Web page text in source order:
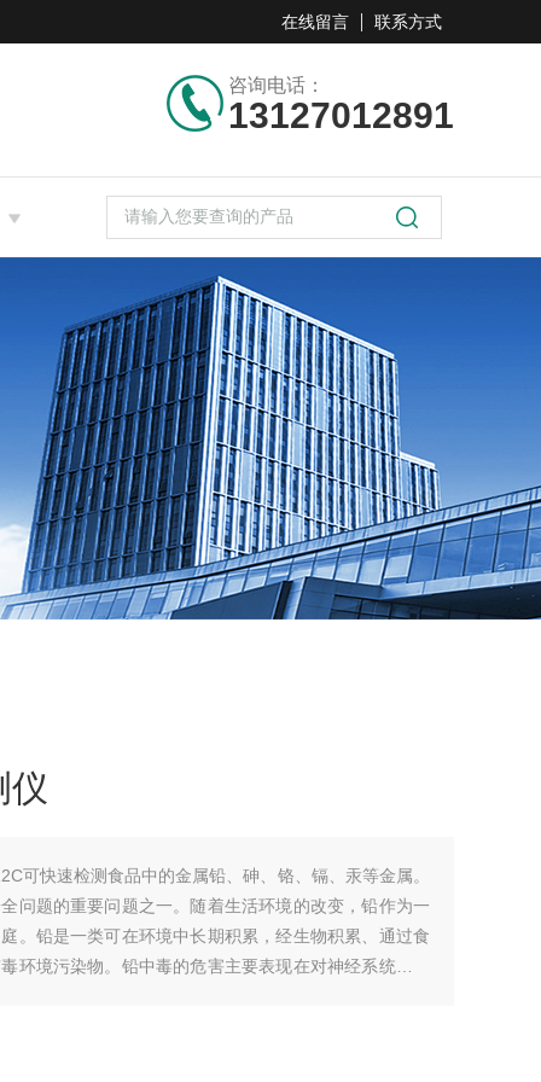
在线留言 联系方式
咨询电话：
13127012891
仪
可快速检测食品中的金属铅、砷、铬、镉、汞等金属。
问题的重要问题之一。随着生活环境的改变，铅作为一
。铅是一类可在环境中长期积累，经生物积累、通过食
环境污染物。铅中毒的危害主要表现在对神经系统、血